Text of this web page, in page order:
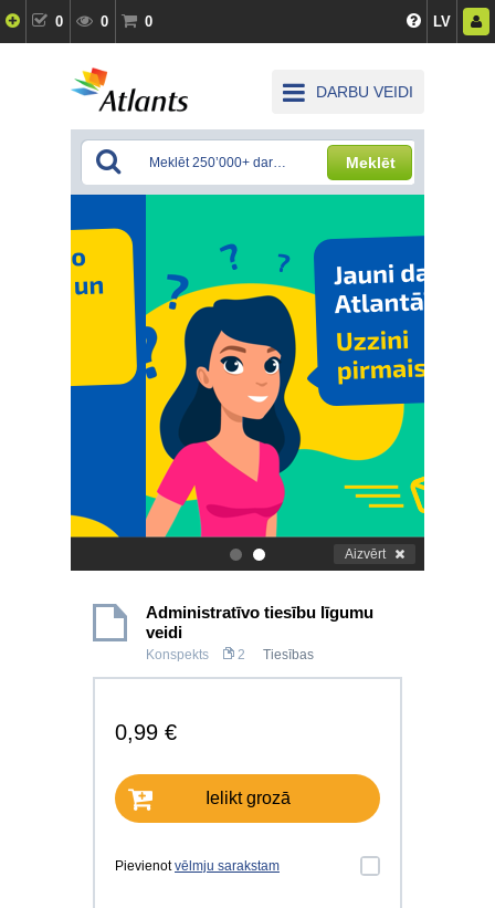
0 0 0 LV
DARBU VEIDI
Meklēt
. Aizvērt
Administratīvo tiesību līgumu
veidi
Konspekts 2 Tiesības
0,99 €
Ielikt grozā
Pievienotvēlmju sarakstam